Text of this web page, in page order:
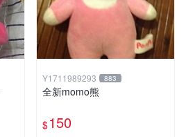
Y1711989293 883
全新momo熊
$150